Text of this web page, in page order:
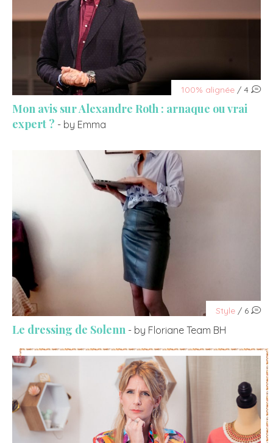
100% alignée / 4
Mon avis sur Alexandre Roth : arnaque ou vrai
expert ? - by Emma
Style / 6
Le dressing de Solenn - by Floriane Team BH